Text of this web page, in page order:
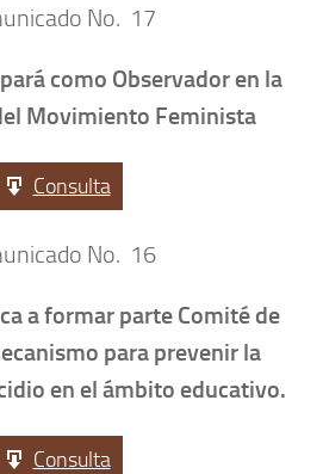
No. 17
como Observador en la
Movimiento Feminista
Consulta
No. 16
a formar parte Comité de
para prevenir la
en el ámbito educativo.
Consulta